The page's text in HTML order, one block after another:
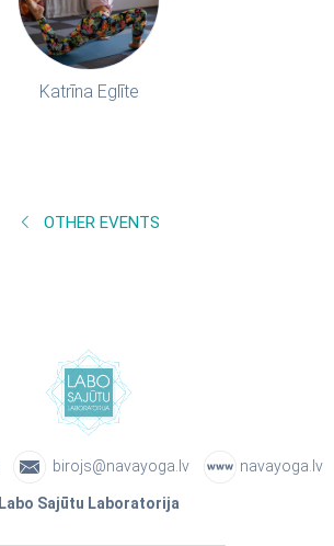
Katrīna Eglīte
OTHER EVENTS
birojs@navayoga.lv navayoga.lv
Labo Sajūtu Laboratorija